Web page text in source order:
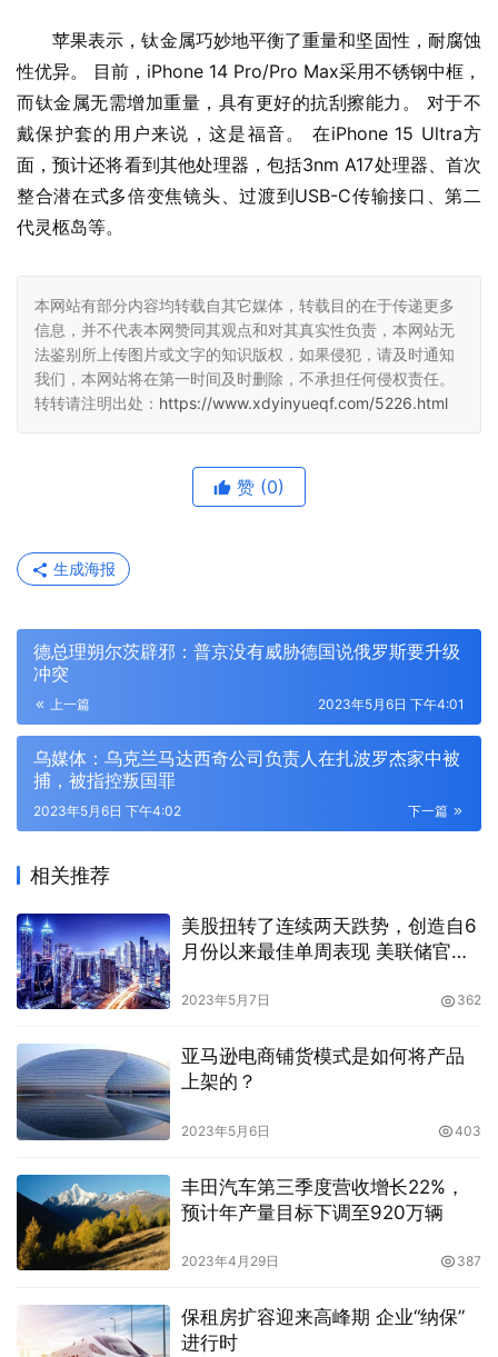
苹果表示，钛金属巧妙地平衡了重量和坚固性，耐腐蚀
性优异。 目前，iPhone 14 Pro/Pro Max采用不锈钢中框，
而钛金属无需增加重量，具有更好的抗刮擦能力。 对于不
戴保护套的用户来说，这是福音。 在iPhone 15 Ultra方
面，预计还将看到其他处理器，包括3nm A17处理器、首次
整合潜在式多倍变焦镜头、过渡到USB-C传输接口、第二
代灵柩岛等。
本网站有部分内容均转载自其它媒体，转载目的在于传递更多
信息，并不代表本网赞同其观点和对其真实性负责，本网站无
法鉴别所上传图片或文字的知识版权，如果侵犯，请及时通知
我们，本网站将在第一时间及时删除，不承担任何侵权责任。
转转请注明出处： https://www.xdyinyueqf.com/5226.html
赞 (0)
生成海报
德总理朔尔茨辟邪：普京没有威胁德国说俄罗斯要升级
冲突
上一篇 2023年5月6日 下午4:01
乌媒体：乌克兰马达西奇公司负责人在扎波罗杰家中被
捕，被指控叛国罪
下一篇
2023年5月6日 下午4:02
相关推荐
美股扭转了连续两天跌势，创造自6
月份以来最佳单周表现 美联储官员
2023年5月7日 362
亚马逊电商铺货模式是如何将产品
上架的？
2023年5月6日 403
丰田汽车第三季度营收增长22%，
预计年产量目标下调至920万辆
2023年4月29日 387
保租房扩容迎来高峰期 企业“纳保”
进行时